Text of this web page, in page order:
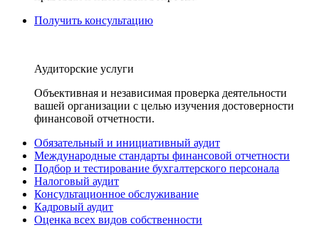
Получить консультацию
Аудиторские услуги
Объективная и независимая проверка деятельности
вашей организации с целью изучения достоверности
финансовой отчетности.
Обязательный и инициативный аудит
Международные стандарты финансовой отчетности
Подбор и тестирование бухгалтерского персонала
Налоговый аудит
Консультационное обслуживание
Кадровый аудит
Оценка всех видов собственности